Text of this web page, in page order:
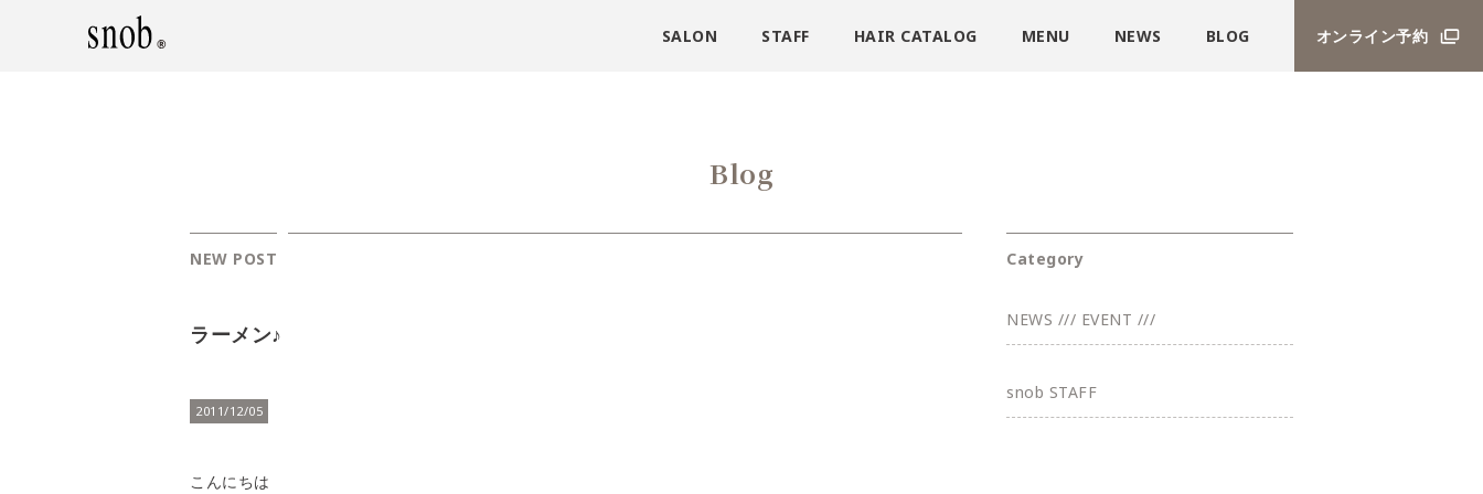
SALON STAFF HAIR CATALOG MENU NEWS BLOG オンライン予約
Blog
NEW POST
ラーメン♪
2011/12/05
こんにちは
Category
NEWS /// EVENT ///
snob STAFF